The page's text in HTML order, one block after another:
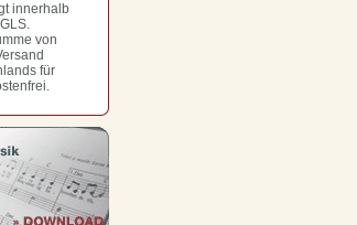
innerhalb
von
für